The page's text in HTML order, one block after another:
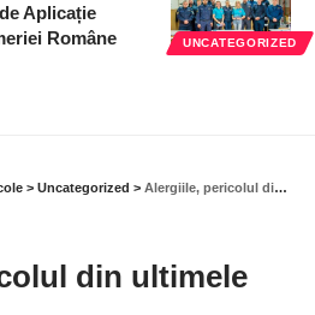
UNCATEGORIZED
Aplicație
Române
> Uncategorized > Alergiile, pericolul din ultimele zile de vară
din ultimele